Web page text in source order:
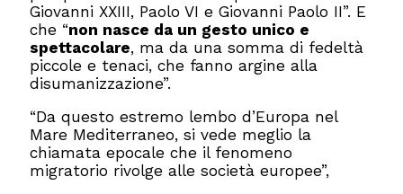
Giovanni XXIII, Paolo VI e Giovanni Paolo II”. E
che “non nasce da un gesto unico e
spettacolare, ma da una somma di fedeltà
piccole e tenaci, che fanno argine alla
disumanizzazione”.
“Da questo estremo lembo d’Europa nel
Mare Mediterraneo, si vede meglio la
chiamata epocale che il fenomeno
migratorio rivolge alle società europee”,